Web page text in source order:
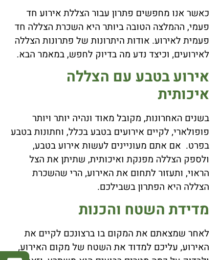
כאשר אנו מחפשים פתרון עבור הצללת אירוע חד
פעמי, ההמלצה הטובה ביותר היא השכרת הצללה חד
פעמית לאירוע. אודות היתרונות של פתרונות הצללה
לאירועים, וכיצד נדע מה בדיוק לחפש, במאמר הבא.
אירוע בטבע עם הצללה
איכותית
בשנים האחרונות, מקובל מאוד ונהיה יותר ויותר
פופולארי, לקיים אירועים בטבע בכלל, וחתונות בטבע
בפרט. אם אתם מעוניינים לעשות אירוע בטבע,
ולספק הצללה מפנקת ואיכותית, שתיתן את הצל
הראוי, ותעזור לתחום את האירוע, הרי שהשכרת
הצללה היא הפתרון בשבילכם.
מדידת השטח והכנות
לאחר שמצאתם את המקום בו ברצונכם לקיים את
האירוע, עליכם למדוד את השטח של מקום האירוע,